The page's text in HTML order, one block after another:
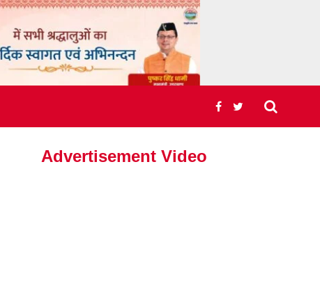
Advertisement Video